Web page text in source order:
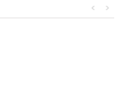
>
<